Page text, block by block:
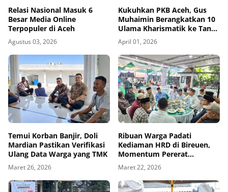
Relasi Nasional Masuk 6
Besar Media Online
Terpopuler di Aceh
Agustus 03, 2026
Kukuhkan PKB Aceh, Gus
Muhaimin Berangkatkan 10
Ulama Kharismatik ke Tanah
Suci
April 01, 2026
Temui Korban Banjir, Doli
Mardian Pastikan Verifikasi
Ulang Data Warga yang TMK
Maret 26, 2026
Ribuan Warga Padati
Kediaman HRD di Bireuen,
Momentum Pererat
Silaturahmi Masyarakat
Aceh
Maret 22, 2026